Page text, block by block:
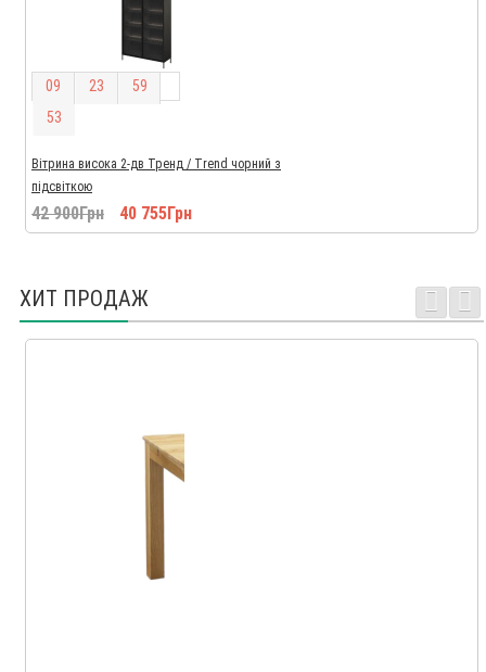
09 23 59
52
Вітрина висока 2-дв Тренд / Trend чорний з
підсвіткою
42 900Грн 40 755Грн
ХИТ ПРОДАЖ